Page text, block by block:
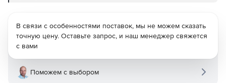
В связи с особенностями поставок, мы не можем сказать
точную цену. Оставьте запрос, и наш менеджер свяжется
с вами
Поможем с выбором